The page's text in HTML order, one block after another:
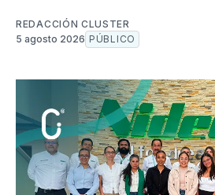
REDACCIÓN CLUSTER
5 agosto 2026 PÚBLICO